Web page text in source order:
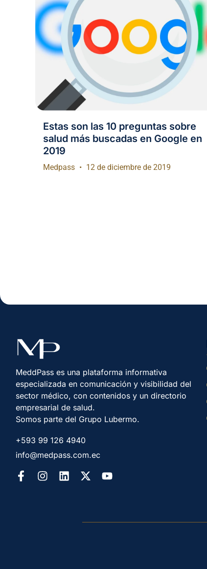
Estas son las 10 preguntas sobre
salud más buscadas en Google en
2019
Medpass 12 de diciembre de 2019
MeddPass es una plataforma informativa
especializada en comunicación y visibilidad del
sector médico, con contenidos y un directorio
empresarial de salud.
Somos parte del Grupo Lubermo.
+593 99 126 4940
info@medpass.com.ec